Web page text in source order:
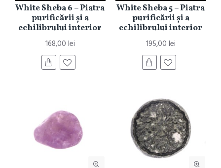
White Sheba 6 – Piatra
purificării și a
echilibrului interior
168,00 lei
White Sheba 5 – Piatra
purificării și a
echilibrului interior
195,00 lei